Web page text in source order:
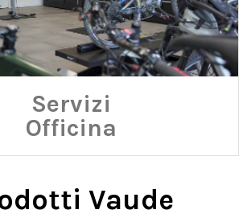
Servizi
Officina
Vaude